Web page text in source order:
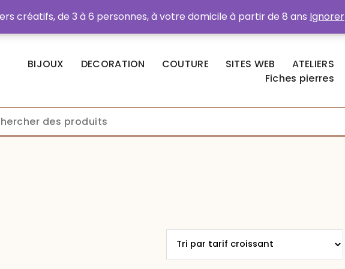
BIJOUX DECORATION COUTURE SITES WEB
ATELIERS
Fiches pierres
créatifs, de 3 à 6 personnes, à votre domicile à partir de 8 ans Ignorer